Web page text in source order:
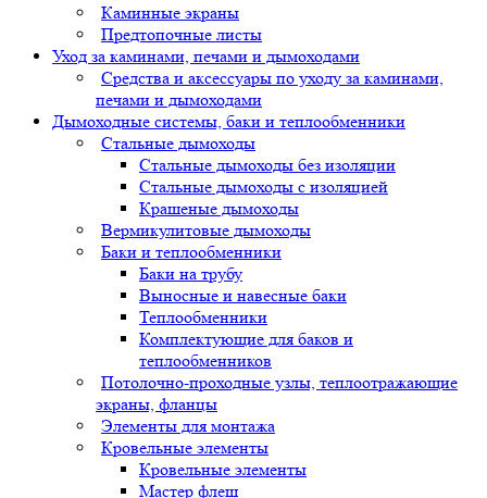
Каминные экраны
Предтопочные листы
Уход за каминами, печами и дымоходами
Средства и аксессуары по уходу за каминами,
печами и дымоходами
Дымоходные системы, баки и теплообменники
Стальные дымоходы
Стальные дымоходы без изоляции
Стальные дымоходы с изоляцией
Крашеные дымоходы
Вермикулитовые дымоходы
Баки и теплообменники
Баки на трубу
Выносные и навесные баки
Теплообменники
Комплектующие для баков и
теплообменников
Потолочно-проходные узлы, теплоотражающие
экраны, фланцы
Элементы для монтажа
Кровельные элементы
Кровельные элементы
Мастер флеш